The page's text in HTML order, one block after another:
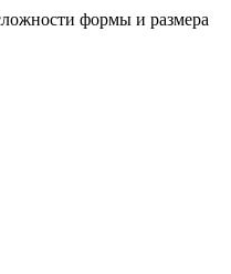
формы и размера